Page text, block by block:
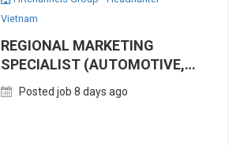
Vietnam
REGIONAL MARKETING
SPECIALIST (AUTOMOTIVE,
REMOTE)
Posted job 8 days ago